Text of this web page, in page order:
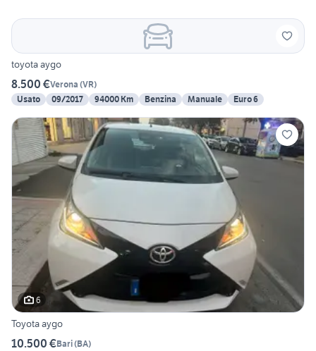
toyota aygo
8.500 €Verona (VR)
Usato
09/2017 94000 Km Benzina Manuale Euro 6
6
Toyota aygo
10.500 €Bari(BA)